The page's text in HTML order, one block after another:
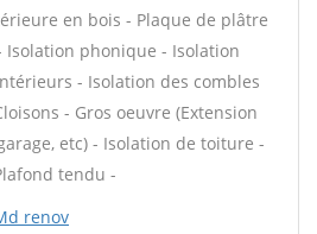
en bois - Plaque de plâtre
Isolation phonique - Isolation
- Isolation des combles
- Gros oeuvre (Extension
etc) - Isolation de toiture -
tendu -
renov